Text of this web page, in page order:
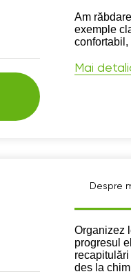
Despre
Am
exemple
Mai
Despre
Despre
Organizez
progresul
des la